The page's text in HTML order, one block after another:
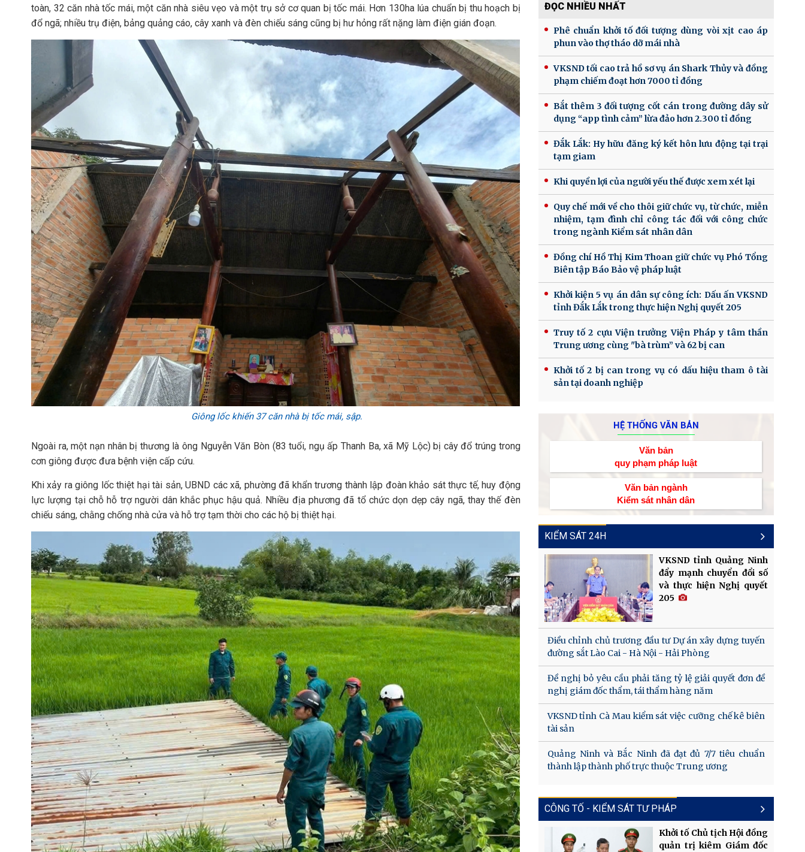
toàn, 32 căn nhà tốc mái, một căn nhà siêu vẹo và một trụ sở cơ quan bị tốc mái. Hơn 130ha lúa chuẩn bị thu hoạch bị
đổ ngã; nhiều trụ điện, bảng quảng cáo, cây xanh và đèn chiếu sáng cũng bị hư hỏng rất nặng làm điện gián đoạn.
Giông lốc khiến 37 căn nhà bị tốc mái, sập.
Ngoài ra, một nạn nhân bị thương là ông Nguyễn Văn Bòn (83 tuổi, ngụ ấp Thanh Ba, xã Mỹ Lộc) bị cây đổ trúng trong
cơn giông được đưa bệnh viện cấp cứu.
Khi xảy ra giông lốc thiệt hại tài sản, UBND các xã, phường đã khẩn trương thành lập đoàn khảo sát thực tế, huy động
lực lượng tại chỗ hỗ trợ người dân khắc phục hậu quả. Nhiều địa phương đã tổ chức dọn dẹp cây ngã, thay thế đèn
chiếu sáng, chằng chống nhà cửa và hỗ trợ tạm thời cho các hộ bị thiệt hại.
ĐỌC NHIỀU NHẤT
Phê chuẩn khởi tố đối tượng dùng vòi xịt cao áp
phun vào thợ tháo dỡ mái nhà
VKSND tối cao trả hồ sơ vụ án Shark Thủy và đồng
phạm chiếm đoạt hơn 7000 tỉ đồng
Bắt thêm 3 đối tượng cốt cán trong đường dây sử
dụng “app tình cảm” lừa đảo hơn 2.300 tỉ đồng
Đắk Lắk: Hy hữu đăng ký kết hôn lưu động tại trại
tạm giam
Khi quyền lợi của người yếu thế được xem xét lại
Quy chế mới về cho thôi giữ chức vụ, từ chức, miễn
nhiệm, tạm đình chỉ công tác đối với công chức
trong ngành Kiểm sát nhân dân
Đồng chí Hồ Thị Kim Thoan giữ chức vụ Phó Tổng
Biên tập Báo Bảo vệ pháp luật
Khởi kiện 5 vụ án dân sự công ích: Dấu ấn VKSND
tỉnh Đắk Lắk trong thực hiện Nghị quyết 205
Truy tố 2 cựu Viện trưởng Viện Pháp y tâm thần
Trung ương cùng "bà trùm” và 62 bị can
Khởi tố 2 bị can trong vụ có dấu hiệu tham ô tài
sản tại doanh nghiệp
HỆ THỐNG VĂN BẢN
Văn bản
quy phạm pháp luật
Văn bản ngành
Kiểm sát nhân dân
KIỂM SÁT 24H
VKSND tỉnh Quảng Ninh
đẩy mạnh chuyển đổi số
và thực hiện Nghị quyết
205
Điều chỉnh chủ trương đầu tư Dự án xây dựng tuyến
đường sắt Lào Cai - Hà Nội - Hải Phòng
Đề nghị bỏ yêu cầu phải tăng tỷ lệ giải quyết đơn đề
nghị giám đốc thẩm, tái thẩm hàng năm
VKSND tỉnh Cà Mau kiểm sát việc cưỡng chế kê biên
tài sản
Quảng Ninh và Bắc Ninh đã đạt đủ 7/7 tiêu chuẩn
thành lập thành phố trực thuộc Trung ương
CÔNG TỐ - KIỂM SÁT TƯ PHÁP
Khởi tố Chủ tịch Hội đồng
quản trị kiêm Giám đốc